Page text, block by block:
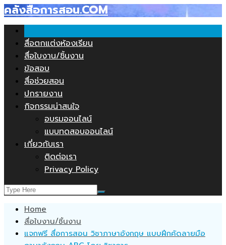
Skip
content
คลังสื่อการสอน.COM
สื่อตกแต่งห้องเรียน
สื่อใบงาน/ชิ้นงาน
ข้อสอบ
สื่อช่วยสอน
ปกรายงาน
กิจกรรมน่าสนใจ
อบรมออนไลน์
แบบทดสอบออนไลน์
เกี่ยวกับเรา
ติดต่อเรา
Privacy Policy
Home
สื่อใบงาน/ชิ้นงาน
แจกฟรี สื่อการสอน วิชาภาษาอังกฤษ แบบฝึกคัดลายมือ